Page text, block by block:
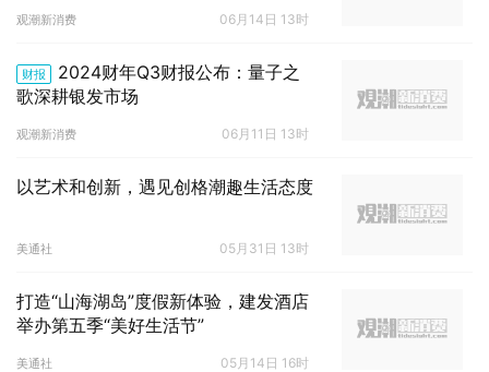
观潮新消费 06月14日 13时
财报
2024财年Q3财报公布：量子之
歌深耕银发市场
观潮新消费 06月11日 13时
以艺术和创新，遇见创格潮趣生活态度
美通社 05月31日 13时
打造“山海湖岛”度假新体验，建发酒店
举办第五季“美好生活节”
美通社 05月14日 16时